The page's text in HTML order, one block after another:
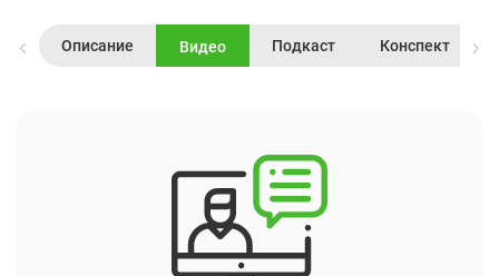
Описание Видео Подкаст Конспект